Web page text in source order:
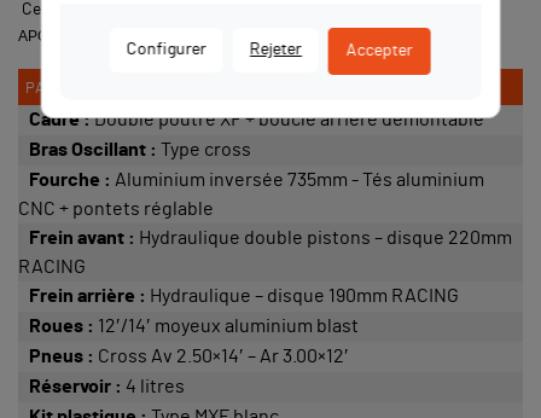
Cette moto est similaire au modèle suivant :
APOLLO RFZ OPEN 150
CRZ 150 XDURO
PARTIE CYCLE
Cadre :Double poutre XF + boucle arrière démontable
Bras Oscillant : Type cross
Fourche : Aluminium inversée 735mm - Tés aluminium
CNC + pontets réglable
Frein avant : Hydraulique double pistons – disque 220mm
RACING
Frein arrière : Hydraulique – disque 190mm RACING
Roues : 12′/14′ moyeux aluminium blast
Pneus : Cross Av 2.50×14′ – Ar 3.00×12′
Réservoir : 4 litres
Configurer Rejeter Accepter